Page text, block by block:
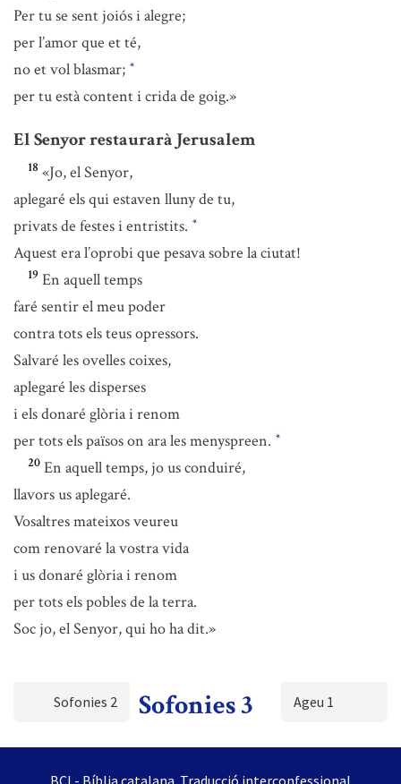
Per tu se sent joiós i alegre;
per l’amor que et té,
no et vol blasmar; *
per tu està content i crida de goig.»
El Senyor restaurarà Jerusalem
18 «Jo, el Senyor,
aplegaré els qui estaven lluny de tu,
privats de festes i entristits. *
Aquest era l’oprobi que pesava sobre la ciutat!
19 En aquell temps
faré sentir el meu poder
contra tots els teus opressors.
Salvaré les ovelles coixes,
aplegaré les disperses
i els donaré glòria i renom
per tots els països on ara les menyspreen. *
20 En aquell temps, jo us conduiré,
llavors us aplegaré.
Vosaltres mateixos veureu
com renovaré la vostra vida
i us donaré glòria i renom
per tots els pobles de la terra.
Soc jo, el Senyor, qui ho ha dit.»
Sofonies 2 Sofonies 3 Ageu 1
BCI - Bíblia catalana. Traducció interconfessional